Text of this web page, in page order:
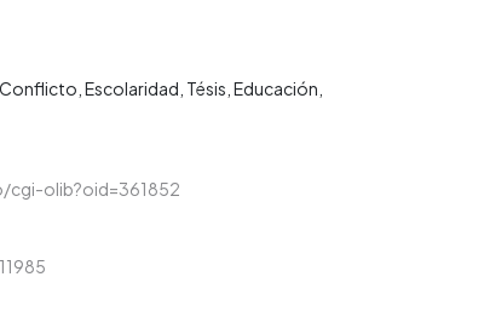
Conflicto Escolaridad Tésis Educación
cgi-olib?oid=361852